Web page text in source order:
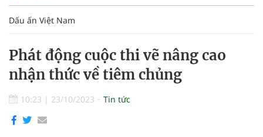
Dấu ấn Việt Nam
Phát động cuộc thi vẽ nâng cao
nhận thức về tiêm chủng
10:23 | 23/10/2023 Tin tức